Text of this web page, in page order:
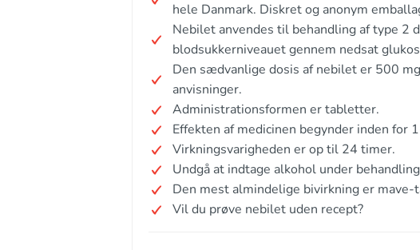
hele Danmark. Diskret og anonym
Nebilet anvendes til behandling af type 2
blodsukkerniveauet gennem nedsat
Den sædvanlige dosis af nebilet er 500
anvisninger.
Administrationsformen er tabletter.
Effekten af medicinen begynder inden for
Virkningsvarigheden er op til 24 timer.
Undgå at indtage alkohol under
Den mest almindelige bivirkning er
Vil du prøve nebilet uden recept?